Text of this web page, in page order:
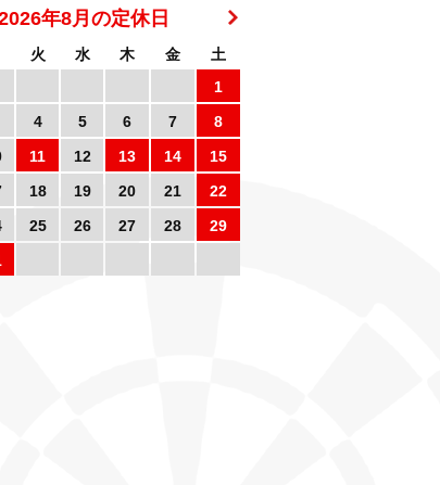
年8月の定休日
火 水 木 金
土
1
4 5 6 7
8
11 12 13 14
15
18 19 20 21
22
25 26 27 28
29